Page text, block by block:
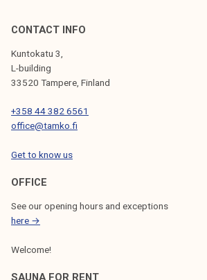
CONTACT INFO
Kuntokatu 3,
L-building
33520 Tampere, Finland
+358 44 382 6561
office@tamko.fi
Get to know us
OFFICE
See our opening hours and exceptions
here →
Welcome!
SAUNA FOR RENT